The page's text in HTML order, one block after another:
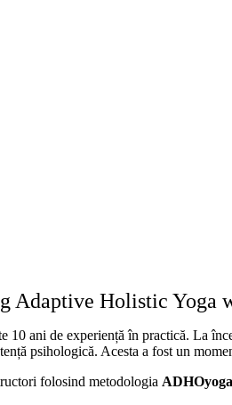
Adaptive Holistic
10 ani de experiență în practică. La
psihologică. Acesta a fost un
folosind metodologia ADHOyoga